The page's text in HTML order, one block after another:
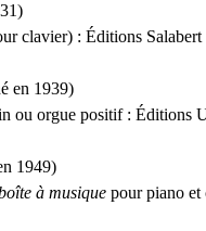
clavier) : Éditions Salabert
en 1939)
ou orgue positif : Éditions
1949)
à musique pour piano et